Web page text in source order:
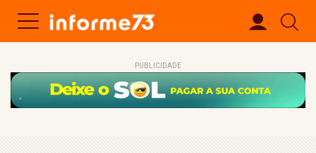
PUBLICIDADE